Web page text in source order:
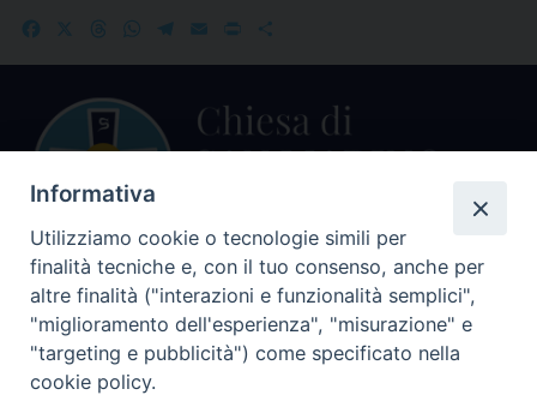
FacebookThreadsWhatsApp
Telegram
EmailPrint
Centralino Curia Vescovile
0541 913711
Indirizzo
Informativa
Utilizziamo cookie o tecnologie simili per
finalità tecniche e, con il tuo consenso, anche per
altre finalità ("interazioni e funzionalità semplici",
"miglioramento dell'esperienza", "misurazione" e
"targeting e pubblicità") come specificato nella
cookie policy.